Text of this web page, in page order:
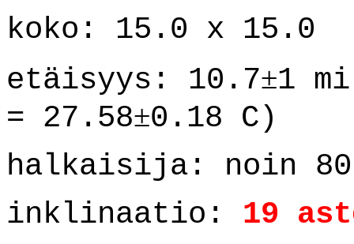
koko: 15.0 x 15.0
etäisyys: 10.7±1
= 27.58±0.18 C)
halkaisija: noin
inklinaatio: 19